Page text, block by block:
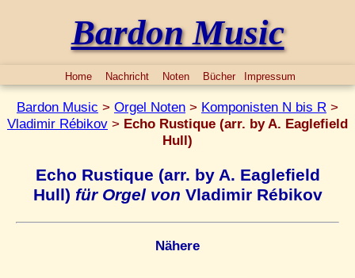
Bardon Music
Home Nachricht Noten Bücher Impressum
Bardon Music > Orgel Noten > Komponisten N bis R >
Vladimir Rébikov > Echo Rustique (arr. by A. Eaglefield
Hull)
Echo Rustique (arr. by A. Eaglefield
Hull) für Orgel von Vladimir Rébikov
Nähere